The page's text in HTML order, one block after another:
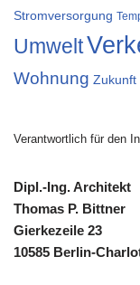
Stromversorgung
Umwelt
Wohnung Zukunft
Verantwortlich für den
Dipl.-Ing. Architekt
Thomas P. Bittner
Gierkezeile 23
10585 Berlin-